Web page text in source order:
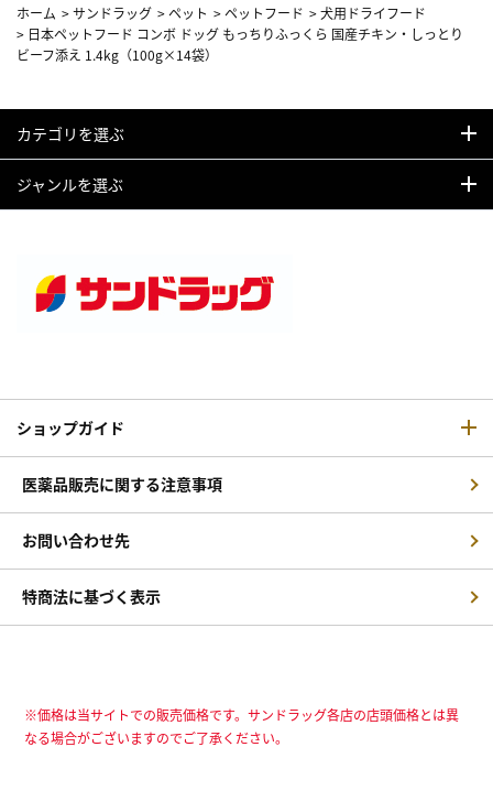
ホーム >サンドラッグ >ペット >ペットフード >犬用ドライフード
> 日本ペットフード コンボ ドッグ もっちりふっくら 国産チキン・しっとり
ビーフ添え 1.4kg（100g×14袋）
カテゴリを選ぶ
ジャンルを選ぶ
ショップガイド
医薬品販売に関する注意事項
お問い合わせ先
特商法に基づく表示
※価格は当サイトでの販売価格です。サンドラッグ各店の店頭価格とは異
なる場合がございますのでご了承ください。